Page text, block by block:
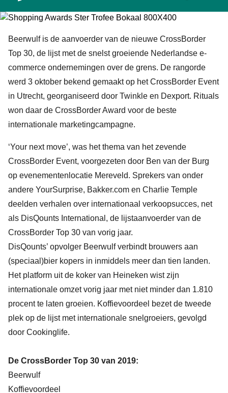
Beerwulf is de aanvoerder van de nieuwe CrossBorder
Top 30, de lijst met de snelst groeiende Nederlandse e-
commerce ondernemingen over de grens. De rangorde
werd 3 oktober bekend gemaakt op het CrossBorder Event
in Utrecht, georganiseerd door Twinkle en Dexport. Rituals
won daar de CrossBorder Award voor de beste
internationale marketingcampagne.
‘Your next move’, was het thema van het zevende
CrossBorder Event, voorgezeten door Ben van der Burg
op evenementenlocatie Mereveld. Sprekers van onder
andere YourSurprise, Bakker.com en Charlie Temple
deelden verhalen over internationaal verkoopsucces, net
als DisQounts International, de lijstaanvoerder van de
CrossBorder Top 30 van vorig jaar.
DisQounts’ opvolger Beerwulf verbindt brouwers aan
(speciaal)bier kopers in inmiddels meer dan tien landen.
Het platform uit de koker van Heineken wist zijn
internationale omzet vorig jaar met niet minder dan 1.810
procent te laten groeien. Koffievoordeel bezet de tweede
plek op de lijst met internationale snelgroeiers, gevolgd
door Cookinglife.
De CrossBorder Top 30 van 2019:
Beerwulf
Koffievoordeel